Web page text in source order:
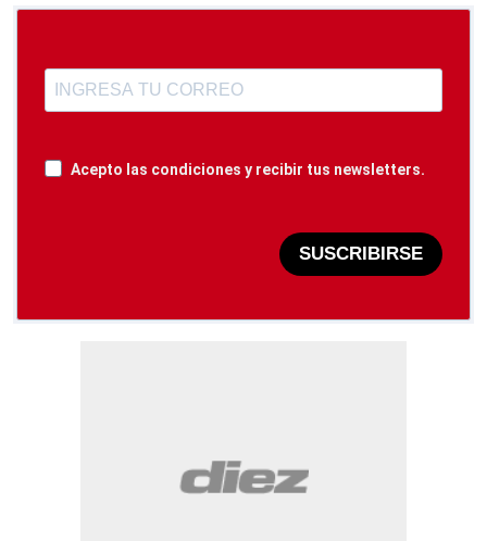
Acepto las condiciones y recibir tus newsletters.
SUSCRIBIRSE